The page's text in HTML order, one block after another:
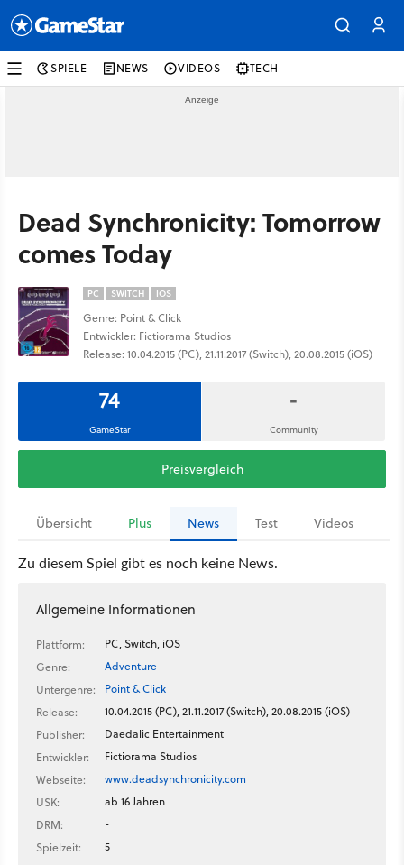
SPIELE NEWS VIDEOS TECH
Dead Synchronicity: Tomorrow
comes Today
PC SWITCH IOS
Genre: Point & Click
Entwickler: Fictiorama Studios
Release: 10.04.2015 (PC), 21.11.2017 (Switch), 20.08.2015 (iOS)
74
GameStar
-
Community
Preisvergleich
Übersicht Plus News Test Videos
Zu diesem Spiel gibt es noch keine News.
Allgemeine Informationen
Plattform:
PC, Switch, iOS
Genre:
Adventure
Untergenre:
Point & Click
Release:
10.04.2015 (PC), 21.11.2017 (Switch), 20.08.2015 (iOS)
Publisher:
Daedalic Entertainment
Entwickler:
Fictiorama Studios
Webseite:
www.deadsynchronicity.com
USK:
ab 16 Jahren
DRM:
-
Spielzeit:
5